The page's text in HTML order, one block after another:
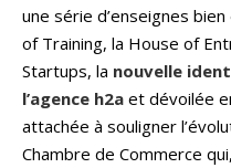
une série d’enseignes
of Training, la House of
Startups, la nouvelle
l’agence h2a et dévoilée
attachée à souligner
Chambre de Commerce